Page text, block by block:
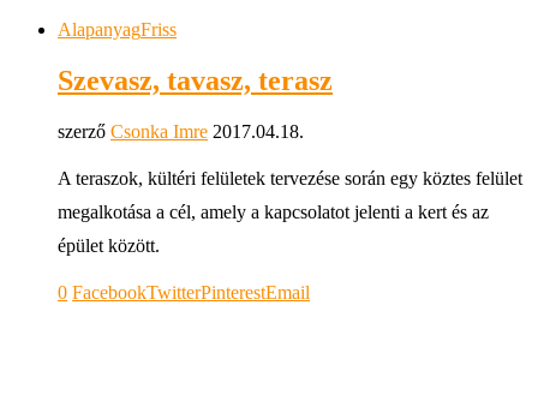
AlapanyagFriss
Szevasz, tavasz, terasz
szerző Csonka Imre 2017.04.18.
A teraszok, kültéri felületek tervezése során egy köztes felület
megalkotása a cél, amely a kapcsolatot jelenti a kert és az
épület között.
0 FacebookTwitterPinterestEmail